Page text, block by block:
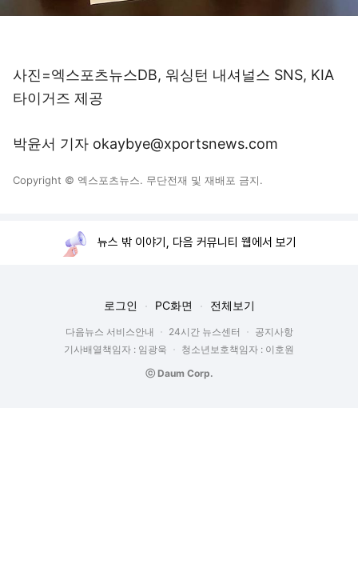
사진=엑스포츠뉴스DB, 워싱턴 내셔널스 SNS, KIA
타이거즈 제공
박윤서 기자 okaybye@xportsnews.com
Copyright © 엑스포츠뉴스. 무단전재 및 재배포 금지.
뉴스 밖 이야기, 다음 커뮤니티 웹에서 보기
로그인 PC화면 전체보기
다음뉴스 서비스안내 24시간 뉴스센터
공지사항
기사배열책임자 : 임광욱
청소년보호책임자 : 이호원
ⓒ Daum Corp.